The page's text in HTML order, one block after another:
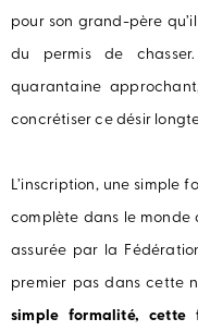
pour son grand-père
du permis de
quarantaine
concrétiser ce désir
L’inscription, une simple
complète dans le monde
assurée par la
premier pas dans cette
simple formalité,